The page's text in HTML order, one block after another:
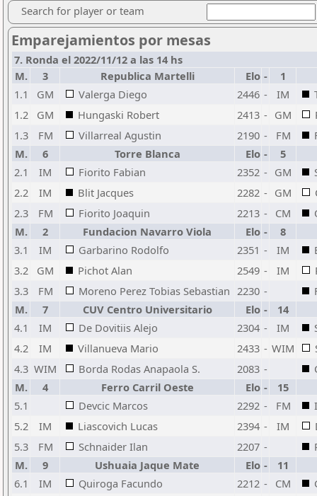
Search for player or team
Emparejamientos por mesas
7. Ronda el 2022/11/12 a las 14 hs
M.
3 Republica Martelli Elo -
1
1.1
GM Valerga Diego 2446 - IM
1.2
GM Hungaski Robert 2413 - GM
1.3
FM Villarreal Agustin 2190 - FM
M.
6 Torre Blanca Elo -
5
2.1
IM Fiorito Fabian 2352 - GM
2.2
IM Blit Jacques 2282 - GM
2.3
FM Fiorito Joaquin 2213 - CM
M.
2 Fundacion Navarro Viola Elo -
8
3.1
IM Garbarino Rodolfo 2351 - IM
3.2
GM Pichot Alan 2549 - IM
3.3
FM Moreno Perez Tobias Sebastian 2230 -
M.
7 CUV Centro Universitario Elo -
14
4.1
IM De Dovitiis Alejo 2304 - IM
4.2
IM Villanueva Mario 2433 - WIM
4.3 WIM Borda Rodas Anapaola S. 2083 -
M.
4 Ferro Carril Oeste Elo -
15
5.1
Devcic Marcos 2292 - FM
5.2
IM Liascovich Lucas 2394 - IM
5.3
FM Schnaider Ilan 2207 -
M.
9 Ushuaia Jaque Mate Elo -
11
6.1
IM Quiroga Facundo 2212 - CM